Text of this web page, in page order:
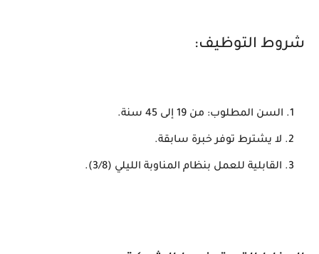
شروط التوظيف:
السن المطلوب: من 19 إلى 45 سنة.
لا يشترط توفر خبرة سابقة.
القابلية للعمل بنظام المناوبة الليلي (3/8).